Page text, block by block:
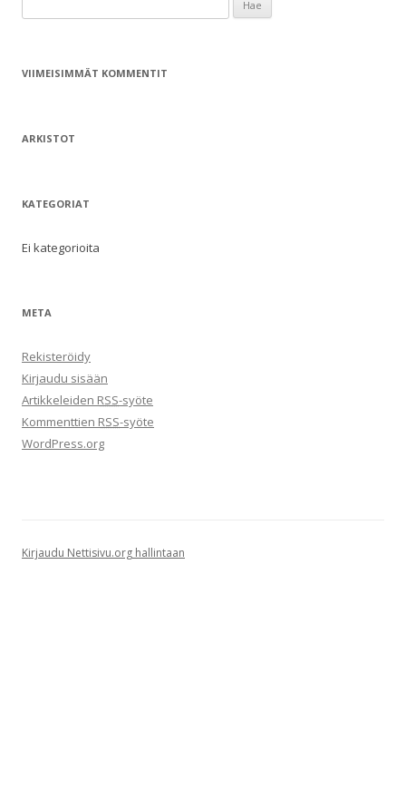
a
u
VIIMEISIMMÄT KOMMENTIT
ARKISTOT
KATEGORIAT
Ei kategorioita
META
Rekisteröidy
Kirjaudu sisään
Artikkeleiden RSS-syöte
Kommenttien RSS-syöte
WordPress.org
Kirjaudu Nettisivu.org hallintaan